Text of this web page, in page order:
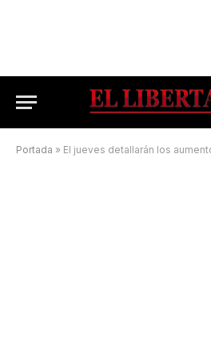
Portada » El jueves detallarán los